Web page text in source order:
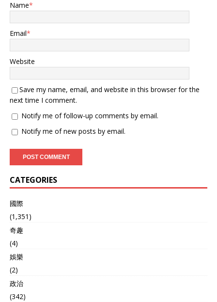
Name*
Email*
Website
Save my name, email, and website in this browser for the
next time I comment.
Notify me of follow-up comments by email.
Notify me of new posts by email.
CATEGORIES
國際
(1,351)
奇趣
(4)
娛樂
(2)
政治
(342)